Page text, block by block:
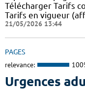
Télécharger Tarifs
Tarifs en vigueur
21/05/2026 13:44
PAGES
relevance:
Urgences